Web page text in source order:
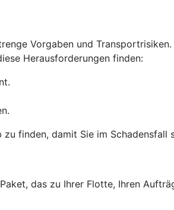
Vorgaben und
Herausforderungen finden:
finden, damit Sie im Schadensfall
das zu Ihrer Flotte, Ihren